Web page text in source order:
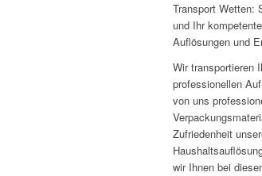
Transport Wetten:
und Ihr
Auflösungen und
Wir transportieren
professionellen
von uns
Zufriedenheit
wir Ihnen bei